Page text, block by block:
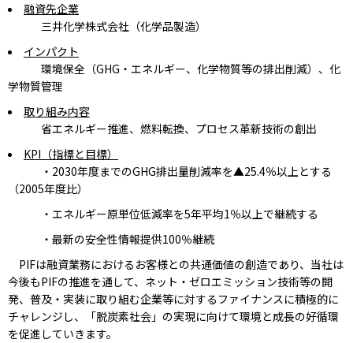
融資先企業
三井化学株式会社（化学品製造）
インパクト
環境保全（GHG・エネルギー、化学物質等の排出削減）、化
学物質管理
取り組み内容
省エネルギー推進、燃料転換、プロセス革新技術の創出
KPI （指標と目標）
・2030年度までのGHG排出量削減率を▲25.4％以上とする
（2005年度比）
・エネルギー原単位低減率を5年平均1％以上で継続する
・最新の安全性情報提供100％継続
PIFは融資業務におけるお客様との共通価値の創造であり、当社は
今後もPIFの推進を通して、ネット・ゼロエミッション技術等の開
発、普及・実装に取り組む企業等に対するファイナンスに積極的に
チャレンジし、「脱炭素社会」の実現に向けて環境と成長の好循環
を促進していきます。